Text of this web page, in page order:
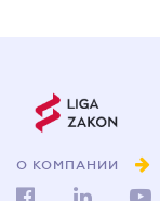
О КОМПАНИИ